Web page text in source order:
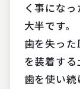
く事にな
大半です。
歯を失っ
を装着す
歯を使い続